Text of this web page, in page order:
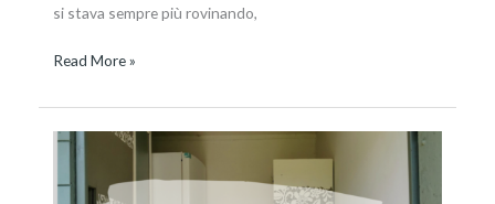
si stava sempre più rovinando,
Read More »
La
di